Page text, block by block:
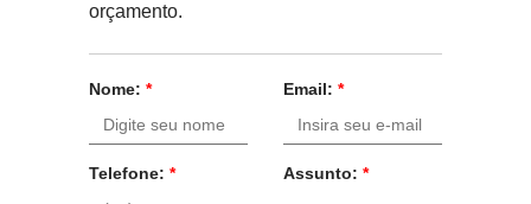
orçamento.
Nome: * Email: *
Telefone: * Assunto: *